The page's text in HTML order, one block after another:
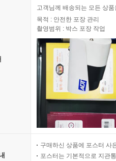
고객님께 배송되는 모든 상
목적 : 안전한 포장 관리
촬영범위 : 박스 포장 작업
구매하신 상품에 포스터 사
포스터는 기본적으로 지관